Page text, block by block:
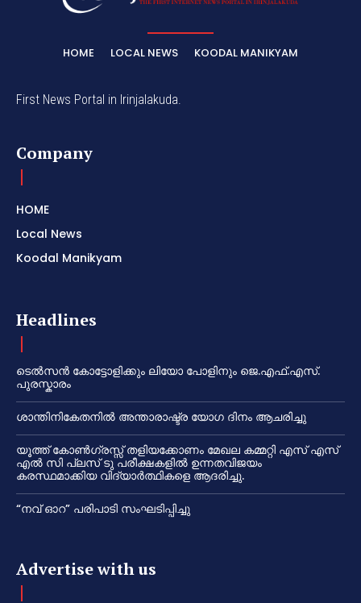
HOME LOCAL NEWS KOODAL MANIKYAM
First News Portal in Irinjalakuda.
Company
HOME
Local News
Koodal Manikyam
Headlines
ടെൽസൻ കോട്ടോളിക്കും ലിയോ പോളിനും ജെ.എഫ്.എസ്.
പുരസ്കാരം
ശാന്തിനികേതനിൽ അന്താരാഷ്ട്ര യോഗ ദിനം ആചരിച്ചു
യൂത്ത് കോൺഗ്രസ്സ് തളിയക്കോണം മേഖല കമ്മറ്റി എസ് എസ്
എൽ സി പ്ലസ് ടു പരീക്ഷകളിൽ ഉന്നതവിജയം
കരസ്ഥമാക്കിയ വിദ്യാർത്ഥികളെ ആദരിച്ചു.
“നവ് ഓറ” പരിപാടി സംഘടിപ്പിച്ചു
Advertise with us